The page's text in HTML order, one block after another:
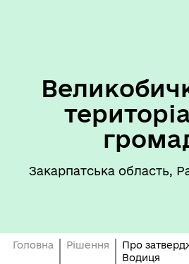
Закарпатська область,
Головна Рішення
Про
Водиця